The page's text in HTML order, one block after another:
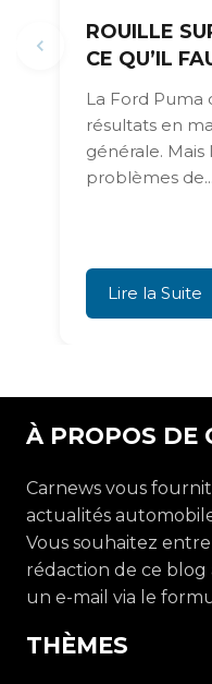
ROUILLE
CE QU’IL
La Ford
résultats en
générale. Mais
problèmes de...
Lire la Suite
À PROPOS DE
Carnews vous
actualités
Vous souhaitez
rédaction de ce
un e-mail via le
THÈMES